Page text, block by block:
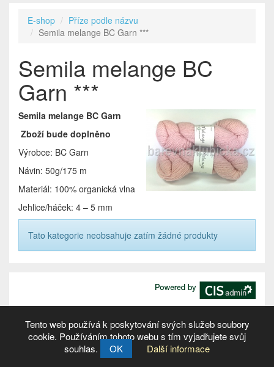
E-shop
Příze podle názvu
Semila melange BC Garn ***
Semila melange BC
Garn ***
Semila melange BC Garn
Zboží bude doplněno
Výrobce: BC Garn
Návin: 50g/175 m
Materiál: 100% organická vlna
Jehlice/háček: 4 – 5 mm
Tato kategorie neobsahuje zatím žádné produkty
Tento web používá k poskytování svých služeb soubory
cookie. Používáním tohoto webu s tím vyjadřujete svůj
souhlas.
OK Další informace